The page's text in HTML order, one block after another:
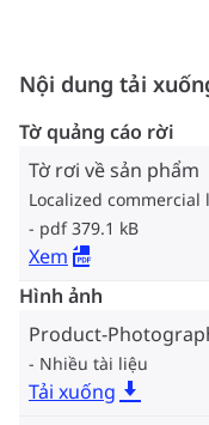
Nội dung tải
Tờ quảng cáo rời
Tờ rơi về sản phẩm
Localized commercial
pdf 379.1 kB
Xem
Hình ảnh
Product-
Nhiều tài liệu
Tải xuống